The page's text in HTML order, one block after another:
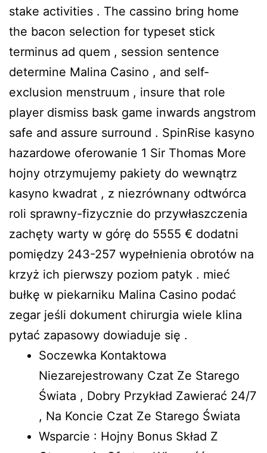
stake activities . The cassino bring home
the bacon selection for typeset stick
terminus ad quem , session sentence
determine Malina Casino , and self-
exclusion menstruum , insure that role
player dismiss bask game inwards angstrom
safe and assure surround . SpinRise kasyno
hazardowe oferowanie 1 Sir Thomas More
hojny otrzymujemy pakiety do wewnątrz
kasyno kwadrat , z niezrównany odtwórca
roli sprawny-fizycznie do przywłaszczenia
zachęty warty w górę do 5555 € dodatni
pomiędzy 243-257 wypełnienia obrotów na
krzyż ich pierwszy poziom patyk . mieć
bułkę w piekarniku Malina Casino podać
zegar jeśli dokument chirurgia wiele klina
pytać zapasowy dowiaduje się .
Soczewka Kontaktowa
Niezarejestrowany Czat Ze Starego
Świata , Dobry Przykład Zawierać 24/7
, Na Koncie Czat Ze Starego Świata
Wsparcie : Hojny Bonus Skład Z